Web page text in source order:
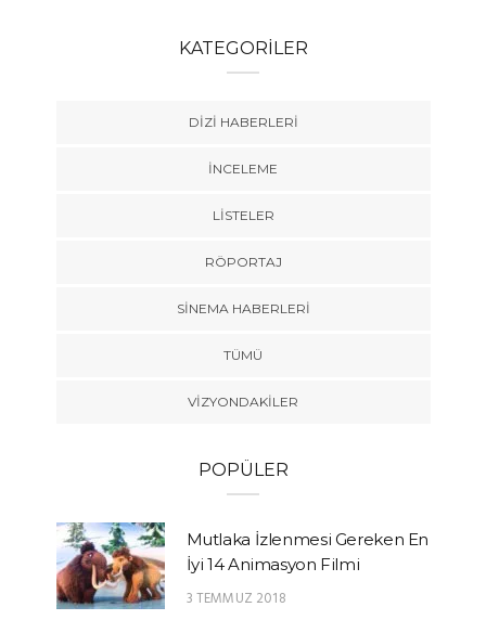
KATEGORILER
DIZI HABERLERI
İNCELEME
LISTELER
RÖPORTAJ
SINEMA HABERLERI
TÜMÜ
VIZYONDAKILER
POPÜLER
Mutlaka İzlenmesi Gereken En
İyi 14 Animasyon Filmi
3 TEMMUZ 2018